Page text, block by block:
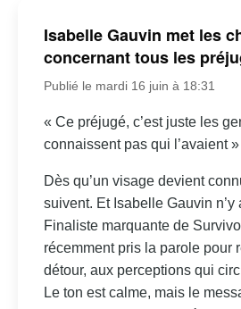
Isabelle Gauvin met les
concernant tous les
Publié le mardi 16 juin à 18:31
« Ce préjugé, c’est juste les
connaissent pas qui l’avaient »
Dès qu’un visage devient
suivent. Et Isabelle Gauvin n’y
Finaliste marquante de
récemment pris la parole pour
détour, aux perceptions qui
Le ton est calme, mais le